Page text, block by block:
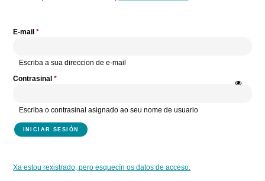
E-mail*
Escriba a sua direccion de e-mail
Contrasinal*
Escriba o contrasinal asignado ao seu nome de usuario
Xa estou rexistrado, pero esquecín os datos de acceso.